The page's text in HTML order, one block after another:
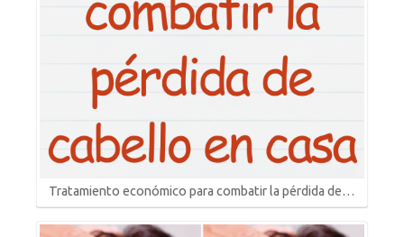
Tratamiento económico para combatir la pérdida de…